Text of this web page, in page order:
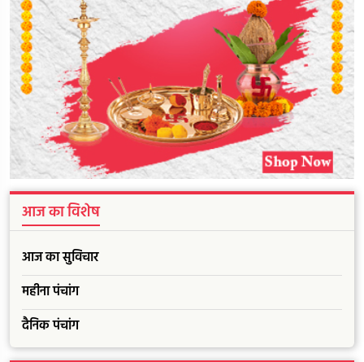
आज का विशेष
आज का सुविचार
महीना पंचांग
दैनिक पंचांग